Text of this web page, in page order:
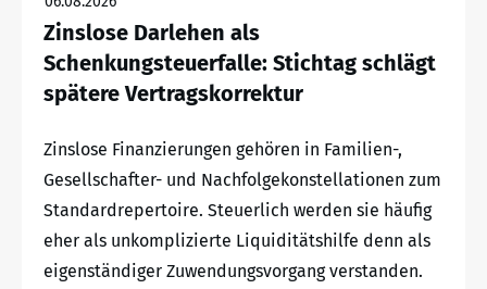
Zinslose Darlehen als
Schenkungsteuerfalle: Stichtag schlägt
spätere Vertragskorrektur
Zinslose Finanzierungen gehören in Familien-,
Gesellschafter- und Nachfolgekonstellationen zum
Standardrepertoire. Steuerlich werden sie häufig
eher als unkomplizierte Liquiditätshilfe denn als
eigenständiger Zuwendungsvorgang verstanden.